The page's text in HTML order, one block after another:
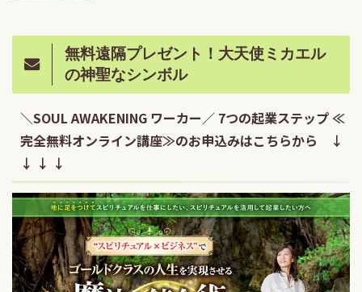
無料遠隔プレゼント！大天使ミカエル
の神聖なシンボル
＼SOUL AWAKENING ワーカー／ 7つの起業ステップ ≪
完全無料オンライン講座≫のお申込みはこちらから ↓
↓ ↓ ↓